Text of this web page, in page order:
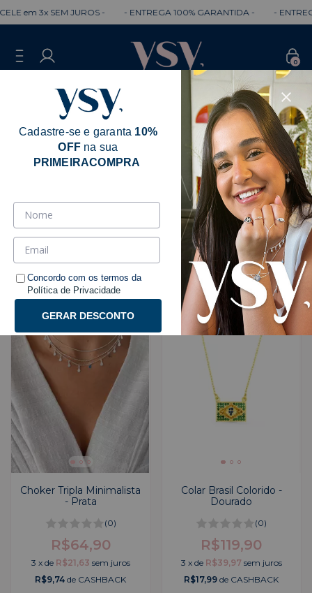
em 3x SEM JUROS - - ENTREGA 100% GARANTIDA - -
0
Lais Stahl
Filtrar
Choker Tripla Minimalista
- Prata
(0)
R$64,90
3 x de R$21,63 sem juros
R$9,74 de CASHBACK
Colar Brasil Colorido -
Dourado
(0)
R$119,90
3 x de R$39,97 sem juros
R$17,99 de CASHBACK
Cadastre-se e garanta 10%
OFF na sua
PRIMEIRACOMPRA
Concordo com os termos da
Política de Privacidade
GERAR DESCONTO